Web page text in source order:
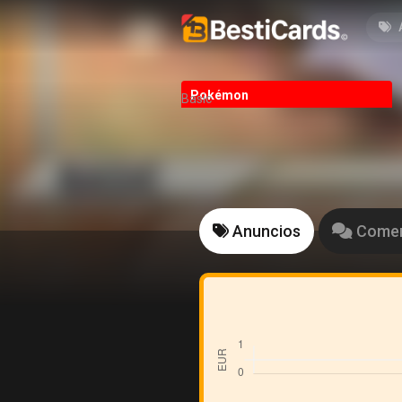
Pokémon
Basic
Anuncios